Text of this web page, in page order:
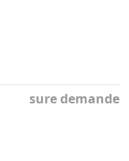
sure demande